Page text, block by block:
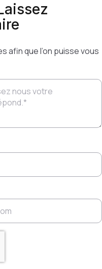
afin que l’on puisse vous